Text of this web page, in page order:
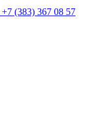
(383) 367 08 57